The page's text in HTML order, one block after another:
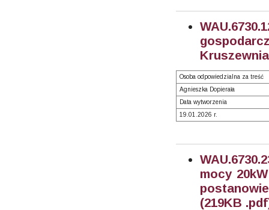
Osoba odpowiedzialna za treść
Agnieszka Dopierała
Data wytworzenia
19.01.2026 r.
mocy
(219KB